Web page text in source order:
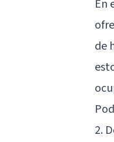
En
de
2.